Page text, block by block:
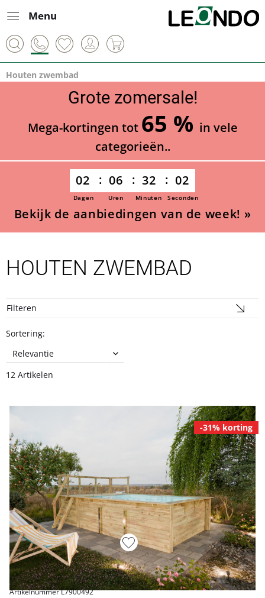
Menu
Houten zwembad
Grote zomersale!
Mega-kortingen tot 65 % in vele
categorieën..
02 06 32 01
Dagen Uren Minuten Seconden
Bekijk de aanbiedingen van de week! »
HOUTEN ZWEMBAD
Filteren
Sortering:
12 Artikelen
-31% korting
Artikelnummer L7900492